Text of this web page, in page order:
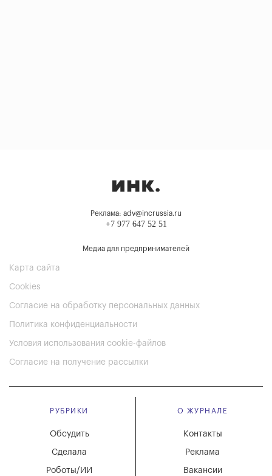
Реклама: adv@incrussia.ru
+7 977 647 52 51
Медиа для предпринимателей
Карта сайта
Cookies
Согласие на обработку персональных данных
Политика конфиденциальности
Условия использования cookie-файлов
Согласие на получение рассылки
РУБРИКИ
Обсудить
Сделала
Роботы/ИИ
О ЖУРНАЛЕ
Вакансии
Реклама
Контакты